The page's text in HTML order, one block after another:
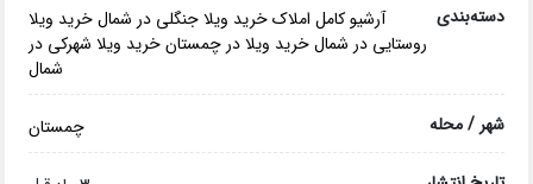
دسته‌بندی آرشیو کامل املاک خرید ویلا جنگلی در شمال خرید ویلا
روستایی در شمال خرید ویلا در چمستان خرید ویلا شهرکی در
شمال
شهر / محله چمستان